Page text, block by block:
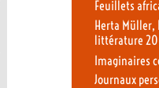
Feuillets
Herta Müller,
littérature
Imaginaires
Journaux